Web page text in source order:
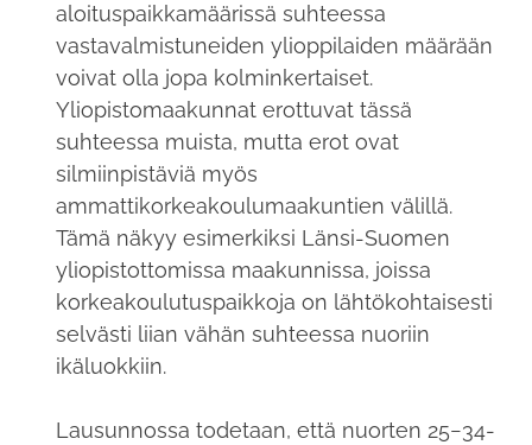
aloituspaikkamäärissä suhteessa
vastavalmistuneiden ylioppilaiden määrään
voivat olla jopa kolminkertaiset.
Yliopistomaakunnat erottuvat tässä
suhteessa muista, mutta erot ovat
silmiinpistäviä myös
ammattikorkeakoulumaakuntien välillä.
Tämä näkyy esimerkiksi Länsi-Suomen
yliopistottomissa maakunnissa, joissa
korkeakoulutuspaikkoja on lähtökohtaisesti
selvästi liian vähän suhteessa nuoriin
ikäluokkiin.
Lausunnossa todetaan, että nuorten 25−34-